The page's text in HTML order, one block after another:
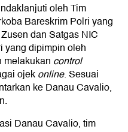
oleh Tim
Bareskrim Polri yang
dan Satgas NIC
yang dipimpin oleh
melakukan control
ojekonline. Sesuai
ke Danau Cavalio,
Danau Cavalio, tim